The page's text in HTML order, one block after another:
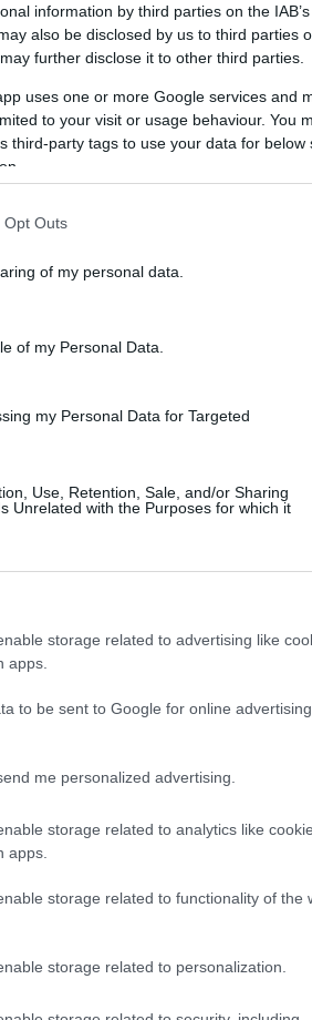
information by third parties on the
also be disclosed by us to third parties
further disclose it to other third parties.
uses one or more Google services and
to your visit or usage behaviour. You
third-party tags to use your data for below
Opt Outs
of my personal data.
of my Personal Data.
my Personal Data for Targeted
Use, Retention, Sale, and/or Sharing
Unrelated with the Purposes for which it
storage related to advertising like
apps.
to be sent to Google for online advertising
me personalized advertising.
storage related to analytics like
apps.
storage related to functionality of the
storage related to personalization.